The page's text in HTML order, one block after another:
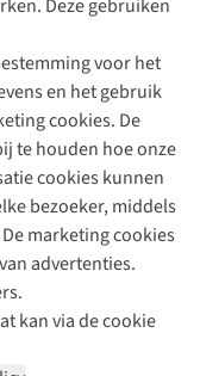
Deze gebruiken
voor het
en het gebruik
cookies. De
te houden hoe onze
cookies kunnen
bezoeker, middels
marketing cookies
advertenties.
kan via de cookie